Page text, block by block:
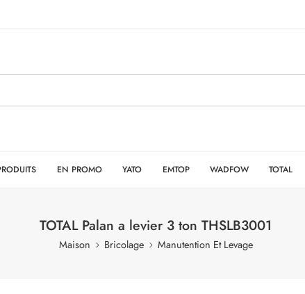
EN PROMO YATO EMTOP WADFOW TOTAL
TOTAL Palan a levier 3 ton THSLB3001
Maison Bricolage Manutention Et Levage